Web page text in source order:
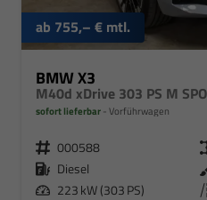
ab 755,– € mtl.
BMW X3
M40d xDrive 303 PS M
sofort lieferbar Vorführwagen
000588
Diesel
223 kW (303 PS)